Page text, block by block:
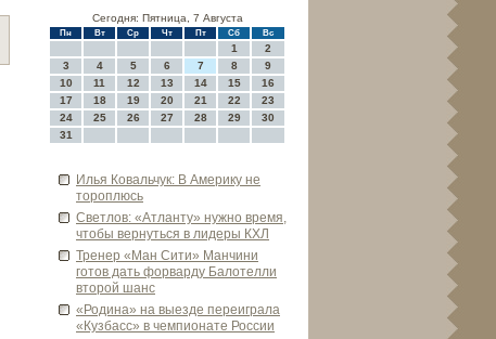
Сегодня: Пятница, 7 Августа
Пн Вт Ср Чт Пт Сб Вс
1
2
3
4 5 6 7 8
9
10
11 12 13 14 15
16
17
18 19 20 21 22
23
24
25 26 27 28 29
30
31
Илья Ковальчук: В Америку не
тороплюсь
Све­тлов: «Атланту» нужно время,
чтобы ве­рнуться в лиде­ры КХЛ
Тренер «Ман Сити» Манчини
готов дать форварду Балотелли
второй шанс
«Родина» на выезде­ переиграла
«Кузбасс» в чемпионате России